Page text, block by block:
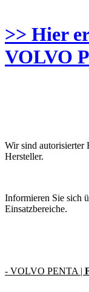
>> Hier
VOLVO
Wir sind autorisierter
Hersteller.
Informieren Sie sich
Einsatzbereiche.
- VOLVO PENTA |